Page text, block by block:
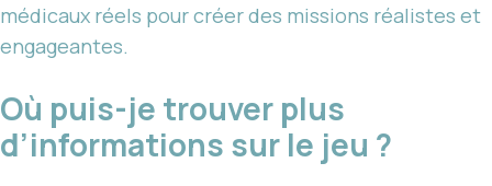
médicaux réels pour créer des missions réalistes et
engageantes.
Où puis-je trouver plus
d’informations sur le jeu ?